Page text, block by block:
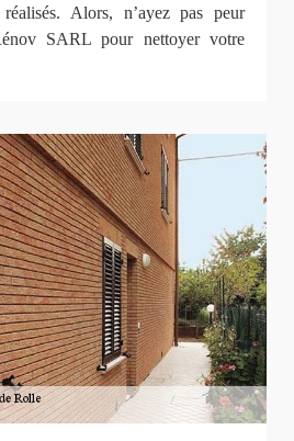
Alors, n’ayez pas peur
SARL pour nettoyer votre